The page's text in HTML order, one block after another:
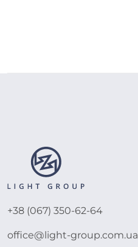
+38 (067) 350-62-64
office@light-group.com.ua